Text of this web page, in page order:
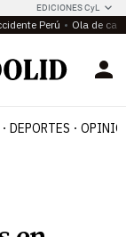
EDICIONES CyL
Perú Ola de
DEPORTES